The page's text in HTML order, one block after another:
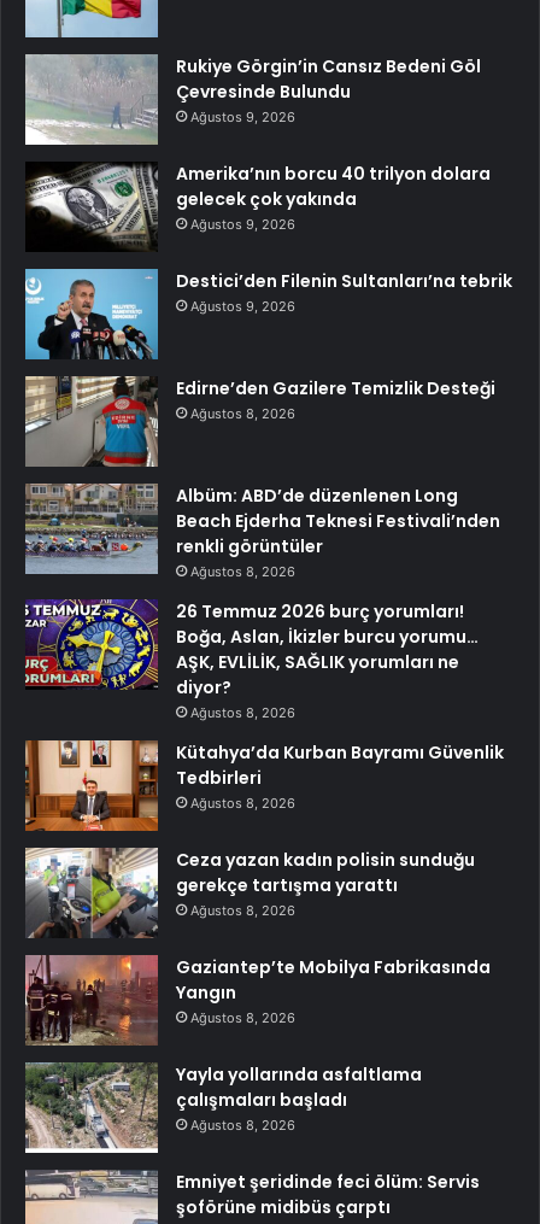
Rukiye Görgin’in Cansız Bedeni Göl
Çevresinde Bulundu
Ağustos 9, 2026
Amerika’nın borcu 40 trilyon dolara
gelecek çok yakında
Ağustos 9, 2026
Destici’den Filenin Sultanları’na tebrik
Ağustos 9, 2026
Edirne’den Gazilere Temizlik Desteği
Ağustos 8, 2026
Albüm: ABD’de düzenlenen Long
Beach Ejderha Teknesi Festivali’nden
renkli görüntüler
Ağustos 8, 2026
26 Temmuz 2026 burç yorumları!
Boğa, Aslan, İkizler burcu yorumu…
AŞK, EVLİLİK, SAĞLIK yorumları ne
diyor?
Ağustos 8, 2026
Kütahya’da Kurban Bayramı Güvenlik
Tedbirleri
Ağustos 8, 2026
Ceza yazan kadın polisin sunduğu
gerekçe tartışma yarattı
Ağustos 8, 2026
Gaziantep’te Mobilya Fabrikasında
Yangın
Ağustos 8, 2026
Yayla yollarında asfaltlama
çalışmaları başladı
Ağustos 8, 2026
Emniyet şeridinde feci ölüm: Servis
şoförüne midibüs çarptı